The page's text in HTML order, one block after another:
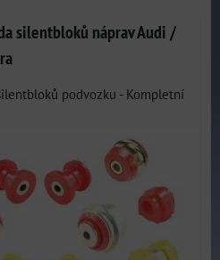
silentbloků náprav Audi /
podvozku - Kompletní